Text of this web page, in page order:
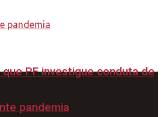
PF investigue conduta de
pandemia